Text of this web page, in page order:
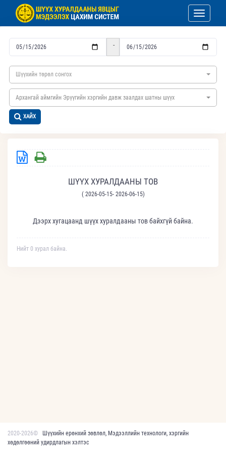
Toggle
-
Шүүхийн төрөл сонгох
Архангай аймгийн Эрүүгийн хэргийн давж заалдах шатны шүүх
ХАЙХ
ШҮҮХ ХУРАЛДААНЫ ТОВ
( 2026-05-15- 2026-06-15)
Дээрх хугацаанд шүүх хуралдааны тов байхгүй байна.
Нийт 0 хурал байна.
2020-2026©
Шүүхийн ерөнхий зөвлөл, Мэдээллийн технологи, хэргийн
хөдөлгөөний удирдлагын хэлтэс